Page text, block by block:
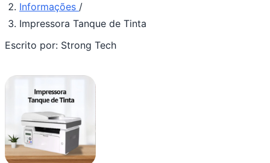
Informações /
Impressora Tanque de Tinta
Escrito por: Strong Tech